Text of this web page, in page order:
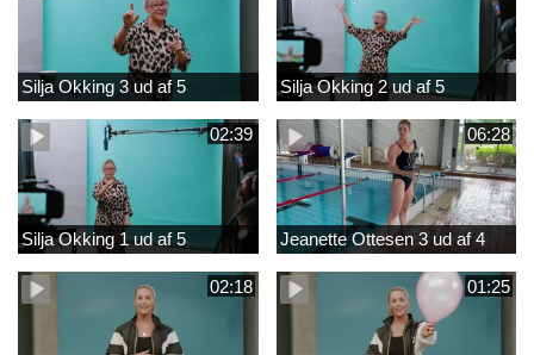
Silja Okking 3 ud af 5 Silja Okking 2 ud af 5
02:39
Silja Okking 1 ud af 5
06:28
Jeanette Ottesen 3 ud af 4
02:18 01:25